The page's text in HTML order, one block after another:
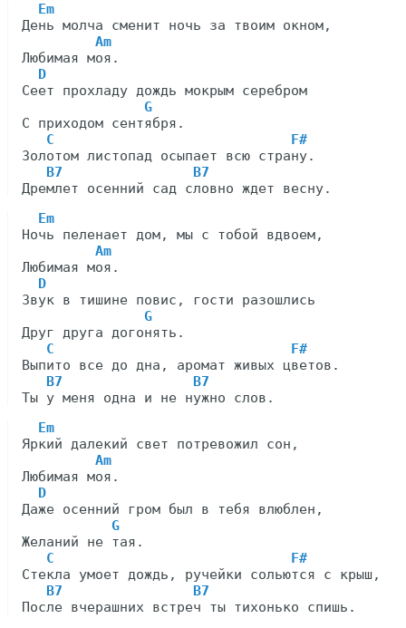
Em
День молча сменит ночь за твоим окном,
Am
Любимая моя.
D
Сеет прохладу дождь мокрым серебром
G
С приходом сентября.
C                             F#
Золотом листопад осыпает всю страну.
B7                B7
Em
Ночь пеленает дом, мы с тобой вдвоем,
Am
Любимая моя.
D
Звук в тишине повис, гости разошлись
G
Друг друга догонять.
C                             F#
Выпито все до дна, аромат живых цветов.
B7                B7
Em
Яркий далекий свет потревожил сон,
Am
Любимая моя.
D
Даже осенний гром был в тебя влюблен,
G
Желаний не тая.
C                             F#
Стекла умоет дождь, ручейки сольются с крыш,
B7                B7